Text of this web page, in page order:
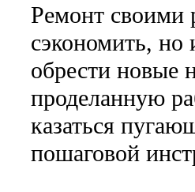
Ремонт своими
сэкономить, но
обрести новые
проделанную
казаться
пошаговой